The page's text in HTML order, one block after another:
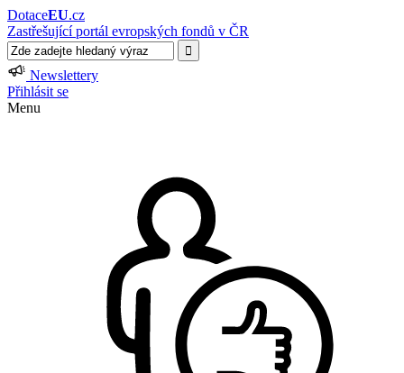
DotaceEU.cz
Zastřešující portál evropských fondů v ČR
Newslettery
Přihlásit se
Menu